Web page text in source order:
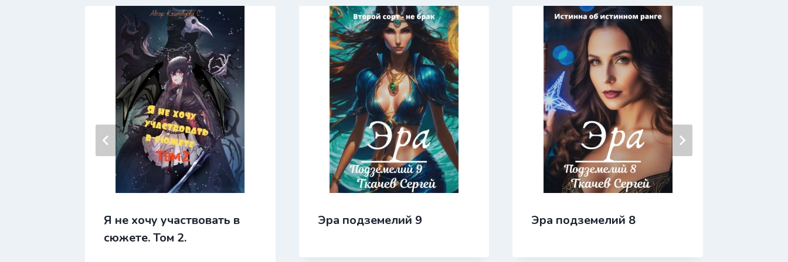
Я не хочу участвовать в
сюжете. Том 2.
Эра подземелий 9 Эра подземелий 8